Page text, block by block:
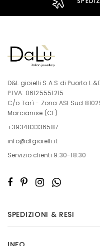
D&L gioielli S.A.S di Puorto
P.IVA: 06125551215
C/o Tarì - Zona ASI Sud
Marcianise (CE)
+393483336587
info@dlgioielli.it
Servizio clienti 9:30-18:30
SPEDIZIONI & RESI